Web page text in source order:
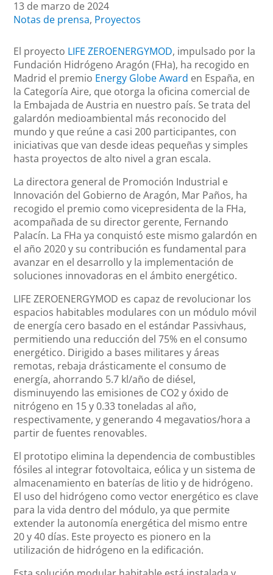
13 de marzo de 2024
Notas de prensa, Proyectos
El proyecto LIFE ZEROENERGYMOD, impulsado por la
Fundación Hidrógeno Aragón (FHa), ha recogido en
Madrid el premio Energy Globe Award en España, en
la Categoría Aire, que otorga la oficina comercial de
la Embajada de Austria en nuestro país. Se trata del
galardón medioambiental más reconocido del
mundo y que reúne a casi 200 participantes, con
iniciativas que van desde ideas pequeñas y simples
hasta proyectos de alto nivel a gran escala.
La directora general de Promoción Industrial e
Innovación del Gobierno de Aragón, Mar Paños, ha
recogido el premio como vicepresidenta de la FHa,
acompañada de su director gerente, Fernando
Palacín. La FHa ya conquistó este mismo galardón en
el año 2020 y su contribución es fundamental para
avanzar en el desarrollo y la implementación de
soluciones innovadoras en el ámbito energético.
LIFE ZEROENERGYMOD es capaz de revolucionar los
espacios habitables modulares con un módulo móvil
de energía cero basado en el estándar Passivhaus,
permitiendo una reducción del 75% en el consumo
energético. Dirigido a bases militares y áreas
remotas, rebaja drásticamente el consumo de
energía, ahorrando 5.7 kl/año de diésel,
disminuyendo las emisiones de CO2 y óxido de
nitrógeno en 15 y 0.33 toneladas al año,
respectivamente, y generando 4 megavatios/hora a
partir de fuentes renovables.
El prototipo elimina la dependencia de combustibles
fósiles al integrar fotovoltaica, eólica y un sistema de
almacenamiento en baterías de litio y de hidrógeno.
El uso del hidrógeno como vector energético es clave
para la vida dentro del módulo, ya que permite
extender la autonomía energética del mismo entre
20 y 40 días. Este proyecto es pionero en la
utilización de hidrógeno en la edificación.